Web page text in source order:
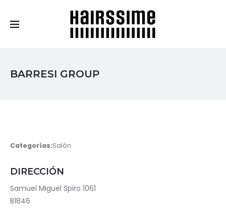
BARRESI GROUP
Categorías:Salón
DIRECCIÓN
Samuel Miguel Spiro 1061
B1846